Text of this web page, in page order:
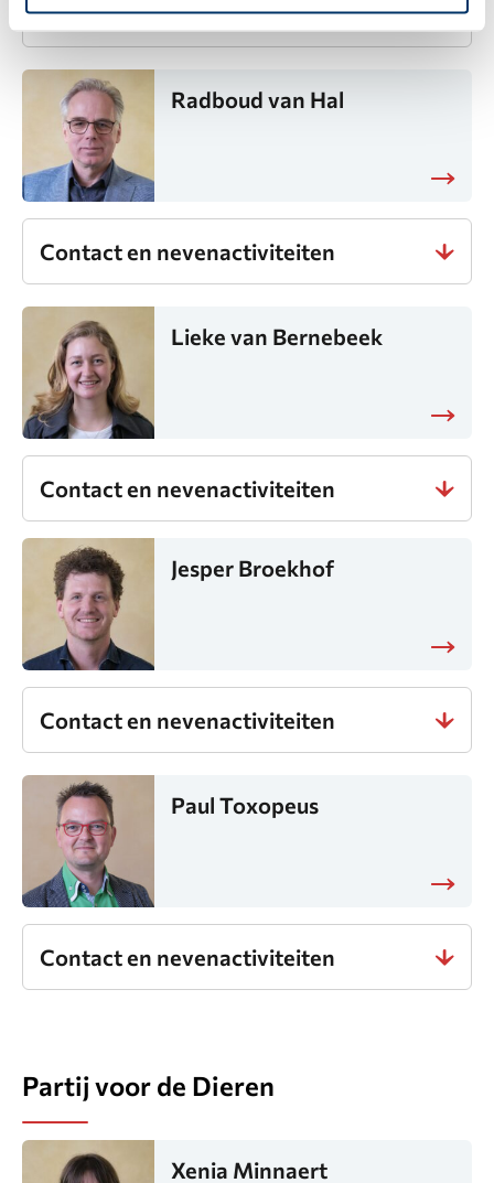
Contact en nevenactiviteiten
Radboud van Hal
Contact en nevenactiviteiten
Lieke van Bernebeek
Contact en nevenactiviteiten
Jesper Broekhof
Contact en nevenactiviteiten
Paul Toxopeus
Contact en nevenactiviteiten
Partij voor de Dieren
Xenia Minnaert